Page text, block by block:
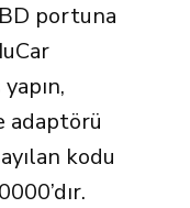
portuna
adaptörü
kodu